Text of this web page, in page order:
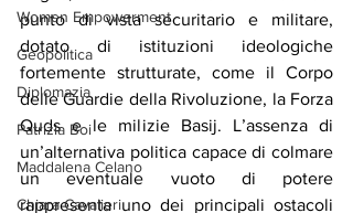
Women Empowerment
Geopolitica
Diplomazia
Patrizia Boi
Maddalena Celano
Chiara Cavalieri
punto di vista securitario e militare,
dotato di istituzioni ideologiche
fortemente strutturate, come il Corpo
delle Guardie della Rivoluzione, la Forza
Quds e le milizie Basij. L’assenza di
un’alternativa politica capace di colmare
un eventuale vuoto di potere
rappresenta uno dei principali ostacoli